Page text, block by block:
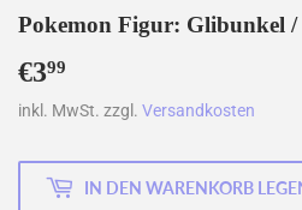
Pokemon Figur: Glibunkel
€399
inkl. MwSt. zzgl. Versandkosten
IN DEN WARENKORB